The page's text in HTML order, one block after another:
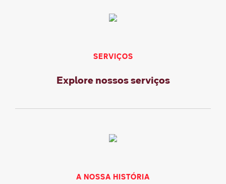
SERVIÇOS
Explore nossos serviços
A NOSSA HISTÓRIA